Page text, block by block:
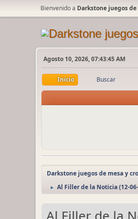
Bienvenido a Darkstone juegos
Agosto 10, 2026, 07:43:45 AM
Inicio Buscar
Darkstone juegos de mesa y
► Al Filler de la Noticia (12-